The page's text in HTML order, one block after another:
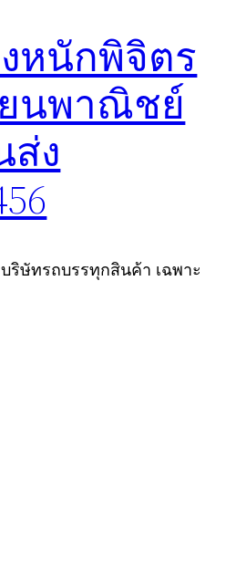
หนักพิจิตร
นพาณิชย์
ง
ริษัทรถบรรทุกสินค้า เฉพาะ